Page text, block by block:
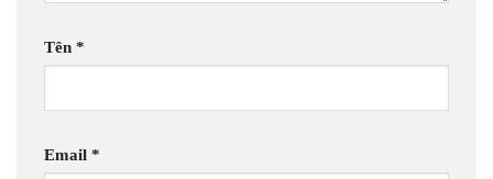
Tên *
Email *